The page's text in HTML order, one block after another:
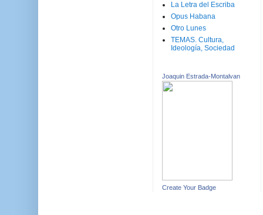
La Letra del Escriba
Opus Habana
Otro Lunes
TEMAS. Cultura,
Ideología, Sociedad
Joaquin Estrada-Montalvan
Create Your Badge